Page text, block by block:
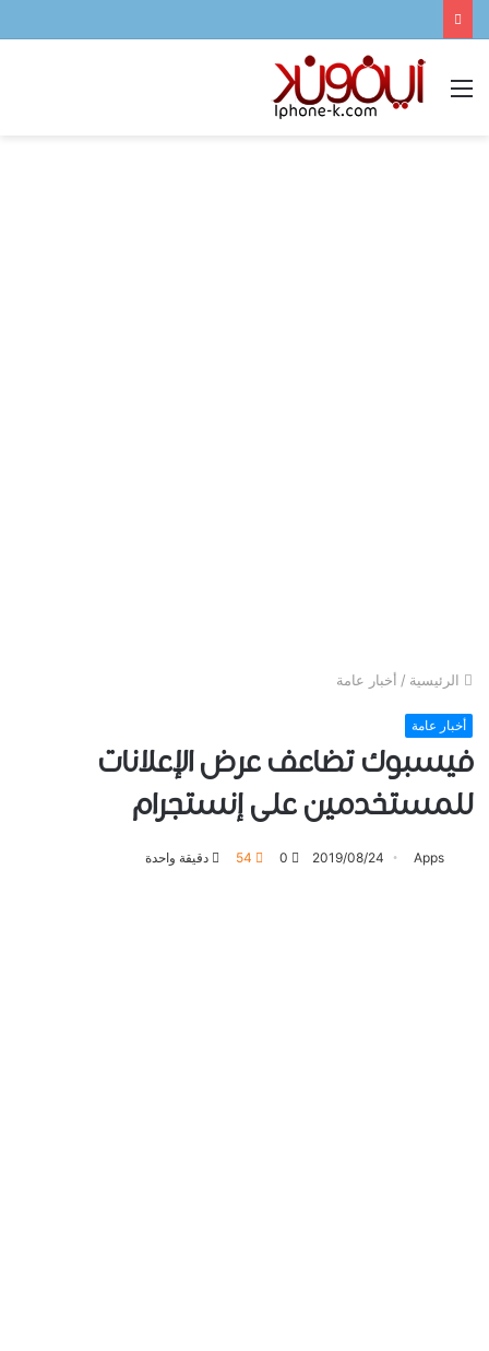
القائمة
الرئيسية / أخبار عامة
أخبار عامة
فيسبوك تضاعف عرض ﺍﻹﻋﻼﻧﺎﺕ
ﻟﻠﻤﺴﺘﺨﺪﻣﻴﻦ على إنستجرام
Apps
2019/08/24
0
54 دقيقة واحدة